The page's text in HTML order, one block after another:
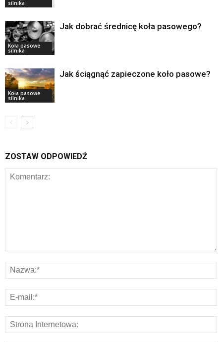
silnika
Koła pasowe
silnika
Jak dobrać średnicę koła pasowego?
Koła pasowe
silnika
Jak ściągnąć zapieczone koło pasowe?
ZOSTAW ODPOWIEDŹ